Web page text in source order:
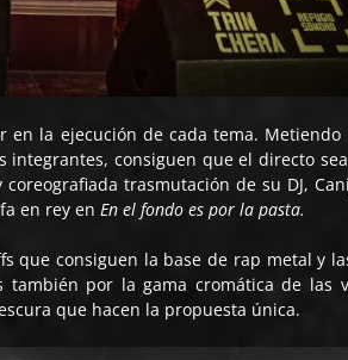
en la ejecución de cada tema.
integrantes, consiguen que el directo
trasmutación de su DJ,
en rey en En el fondo es por la pasta.
que consiguen la base de rap metal y
por la gama cromática de las
que hacen la propuesta única.